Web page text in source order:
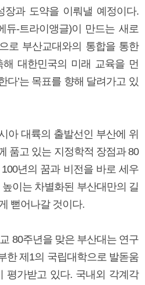
장과 도약을 이뤄낼 예정이다.
듀-트라이앵글)이 만드는 새로
로 부산교대와의 통합을 통한
해 대한민국의 미래 교육을 먼
다’는 목표를 향해 달려가고 있
아 대륙의 출발선인 부산에 위
품고 있는 지정학적 장점과 80
년의 꿈과 비전을 바로 세우
이는 차별화된 부산대만의 길
뻗어나갈 것이다.
80주년을 맞은 부산대는 연구
한 제1의 국립대학으로 발돋움
평가받고 있다. 국내외 각계각